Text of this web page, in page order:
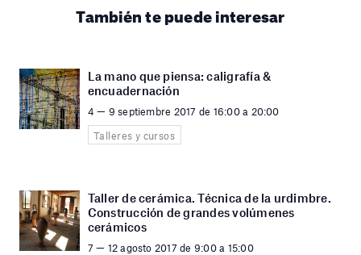
También te puede interesar
La mano que piensa: caligrafía &
encuadernación
4 — 9 septiembre 2017 de 16:00 a 20:00
Talleres y cursos
Taller de cerámica. Técnica de la urdimbre.
Construcción de grandes volúmenes
cerámicos
7 — 12 agosto 2017 de 9:00 a 15:00